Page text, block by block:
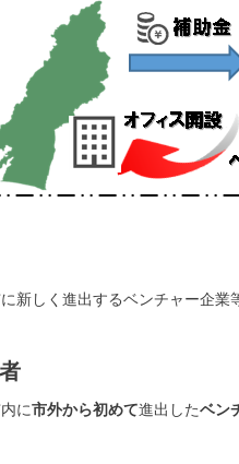
新しく進出するベンチャー企業
に市外から初めて進出したベン